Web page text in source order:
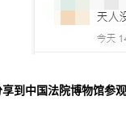
到中国法院博物馆参